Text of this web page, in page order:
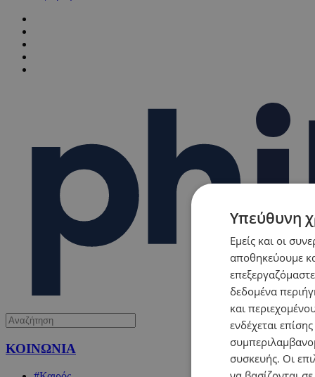
ΚΟΙΝΩΝΙΑ
Υπεύθυνη
Εμείς και οι
αποθηκεύουμε
δεδομένα
και
ενδέχεται
συσκευής. Οι